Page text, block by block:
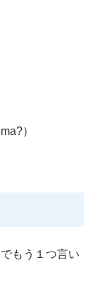
）
もう１つ言い